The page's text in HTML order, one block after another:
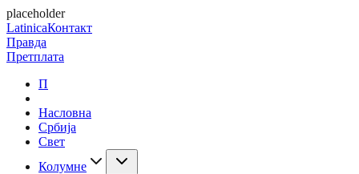
placeholder
LatinicaКонтакт
Правда
Претплата
П
Насловна
Србија
Свет
Колумне